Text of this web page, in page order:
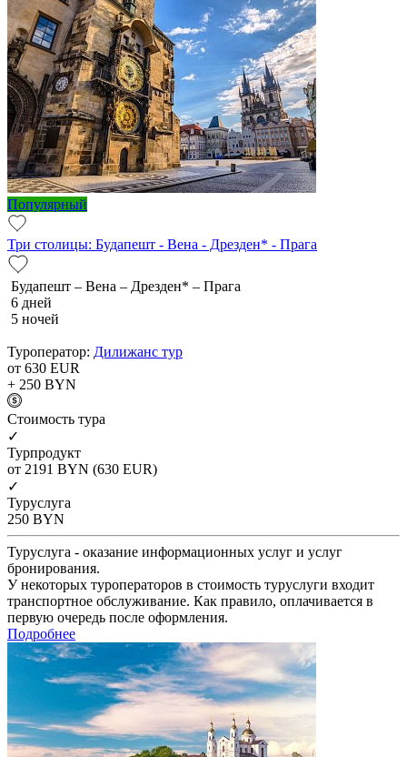
Популярный
Три столицы: Будапешт - Вена - Дрезден* - Прага
Будапешт – Вена – Дрезден* – Прага
6 дней
5 ночей
Туроператор: Дилижанс тур
от 630 EUR
+ 250 BYN
Cтоимость тура
✓
Турпродукт
от 2191 BYN (630 EUR)
✓
Туруслуга
250 BYN
Туруслуга - оказание информационных услуг и услуг
бронирования.
У некоторых туроператоров в стоимость туруслуги входит
транспортное обслуживание. Как правило, оплачивается в
первую очередь после оформления.
Подробнее